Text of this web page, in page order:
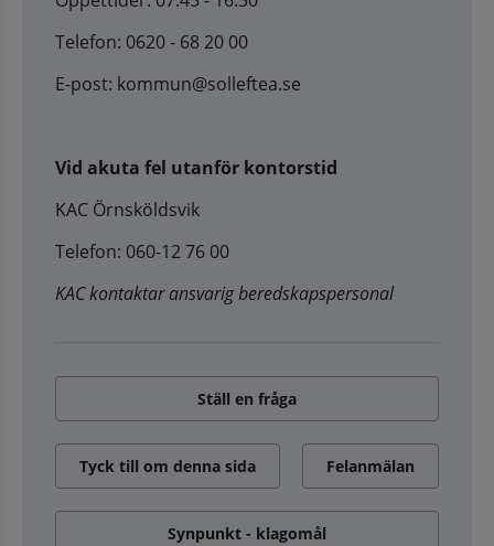
Telefon: 0620 - 68 20 00
E-post: kommun@solleftea.se
Vid akuta fel utanför kontorstid
KAC Örnsköldsvik
Telefon: 060-12 76 00
KAC kontaktar ansvarig beredskapspersonal
Ställ en fråga
Tyck till om denna sida Felanmälan
Synpunkt - klagomål